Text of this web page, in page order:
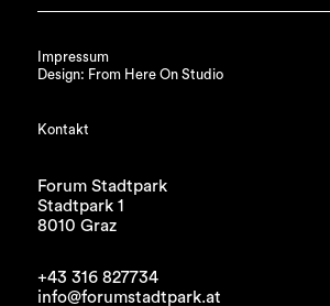
Impressum
Design: From Here On Studio
Kontakt
Forum Stadtpark
Stadtpark 1
8010 Graz
+43 316 827734
info@forumstadtpark.at